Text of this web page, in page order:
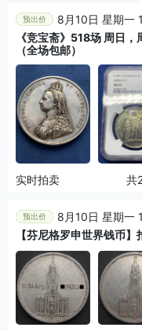
预出价
8月10日 星期一
《竞宝斋》518场 周日，周一 2场连拍 21级店铺 欢迎送拍
（全场包邮）
实时拍卖 共
预出价
8月10日 星期一
【芬尼格罗申世界钱币